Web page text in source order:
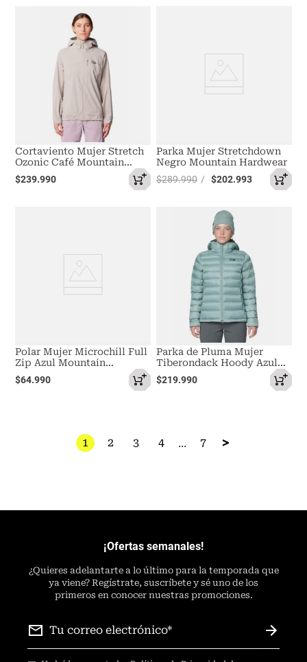
Cortaviento Mujer Stretch
Ozonic Café Mountain
Hardwear
$239.990
Parka Mujer Stretchdown
Negro Mountain Hardwear
$289.990 $202.993
Polar Mujer Microchill Full
Zip Azul Mountain
Hardwear
$64.990
Parka de Pluma Mujer
Tiberondack Hoody Azul
Mountain Hardwear
$219.990
1 2 3 4 ... 7
¡Ofertas semanales!
¿Quieres adelantarte a lo último para la temporada que
ya viene? Regístrate, suscríbete y sé uno de los
primeros en conocer nuestras promociones.